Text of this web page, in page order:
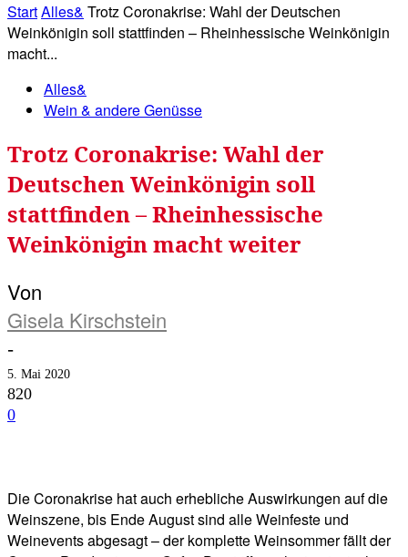
StartAlles& Trotz Coronakrise: Wahl der Deutschen
Weinkönigin soll stattfinden – Rheinhessische Weinkönigin
macht...
Alles&
Wein & andere Genüsse
Trotz Coronakrise: Wahl der
Deutschen Weinkönigin soll
stattfinden – Rheinhessische
Weinkönigin macht weiter
Von
Gisela Kirschstein
-
5. Mai 2020
820
0
Die Coronakrise hat auch erhebliche Auswirkungen auf die
Weinszene, bis Ende August sind alle Weinfeste und
Weinevents abgesagt – der komplette Weinsommer fällt der